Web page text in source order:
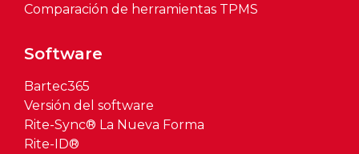
Comparación de herramientas TPMS
Software
Bartec365
Versión del software
Rite-Sync® La Nueva Forma
Rite-ID®